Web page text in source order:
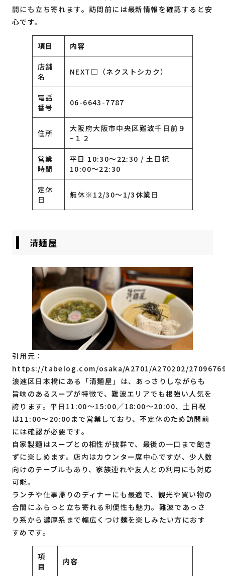
間にも立ち寄れます。訪問前には最新情報を確認すると安
心です。
項目 内容
店舗
名
NEXT□（ネクストシカク）
電話
番号
06-6643-7787
住所
大阪府大阪市中央区難波千日前９
−１２
営業
時間
平日 10:30〜22:30 / 土日祝
10:00〜22:30
定休
日
無休※12/30～1/3休業日
清麺屋
引用元：
https://tabelog.com/osaka/A2701/A270202/
浪速区日本橋にある「清麺屋」は、あっさりしながらも
旨味のあるスープが特徴で、難波エリアでも根強い人気を
誇ります。平日11:00〜15:00／18:00〜20:00、土日祝
は11:00〜20:00まで営業しており、不定休のため訪問前
には確認が必要です。
自家製麺はスープとの相性が抜群で、最後の一口まで飽き
ずに楽しめます。店内はカウンター席中心ですが、少人数
向けのテーブルもあり、家族連れや友人との利用にも対応
可能。
ランチや仕事帰りのディナーにも最適で、観光や買い物の
合間にふらっと立ち寄れる利便性も魅力。難波であっさ
り系から濃厚系まで幅広くつけ麺を楽しみたい方におす
すめです。
項
目
内容